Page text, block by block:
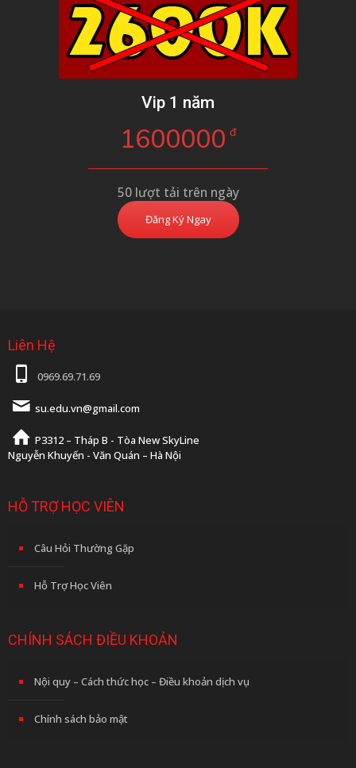
Vip 1 năm
1600000 đ
50 lượt tải trên ngày
Đăng Ký Ngay
Liên Hệ
0969.69.71.69
su.edu.vn@gmail.com
P3312 – Tháp B - Tòa New SkyLine
Nguyễn Khuyến - Văn Quán – Hà Nội
HỖ TRỢ HỌC VIÊN
Câu Hỏi Thường Gặp
Hỗ Trợ Học Viên
CHÍNH SÁCH ĐIỀU KHOẢN
Nội quy – Cách thức học – Điều khoản dịch vụ
Chính sách bảo mật